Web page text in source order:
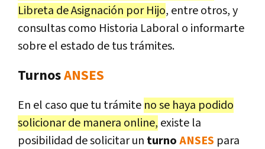
Libreta de Asignación por Hijo, entre otros, y
consultas como Historia Laboral o informarte
sobre el estado de tus trámites.
TurnosANSES
En el caso que tu trámite no se haya podido
solicionar de manera online, existe la
posibilidad de solicitar un turnoANSES para